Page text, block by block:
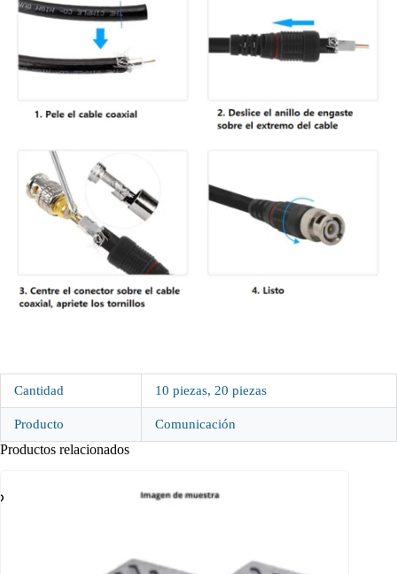
Cantidad 10 piezas, 20 piezas
Producto Comunicación
Productos relacionados